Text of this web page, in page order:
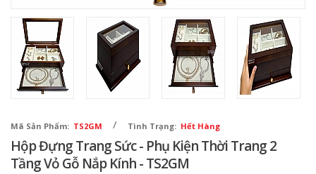
Mã Sản Phẩm: TS2GM / Tình Trạng: Hết Hàng
Hộp Đựng Trang Sức - Phụ Kiện Thời Trang 2
Tầng Vỏ Gỗ Nắp Kính - TS2GM